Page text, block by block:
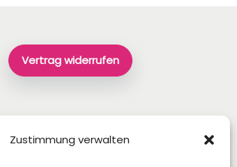
Zustimmung verwalten
Vertrag widerrufen